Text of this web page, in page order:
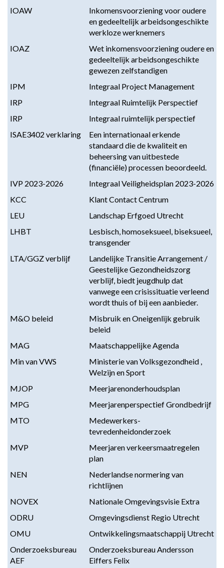
IOAW
Inkomensvoorziening voor oudere
en gedeeltelijk arbeidsongeschikte
werkloze werknemers
IOAZ
Wet inkomensvoorziening oudere en
gedeeltelijk arbeidsongeschikte
gewezen zelfstandigen
IPM
Integraal Project Management
IRP
Integraal Ruimtelijk Perspectief
IRP
Integraal ruimtelijk perspectief
ISAE3402 verklaring
Een internationaal erkende
standaard die de kwaliteit en
beheersing van uitbestede
(financiële) processen beoordeeld.
IVP 2023-2026
Integraal Veiligheidsplan 2023-2026
KCC
Klant Contact Centrum
LEU
Landschap Erfgoed Utrecht
LHBT
Lesbisch, homoseksueel, biseksueel,
transgender
LTA/GGZ verblijf
Landelijke Transitie Arrangement /
Geestelijke Gezondheidszorg
verblijf, biedt jeugdhulp dat
vanwege een crisissituatie verleend
wordt thuis of bij een aanbieder.
M&O beleid
Misbruik en Oneigenlijk gebruik
beleid
MAG
Maatschappelijke Agenda
Min van VWS
Ministerie van Volksgezondheid ,
Welzijn en Sport
MJOP
Meerjarenonderhoudsplan
MPG
Meerjarenperspectief Grondbedrijf
MTO
Medewerkers-
tevredenheidonderzoek
MVP
Meerjaren verkeersmaatregelen
plan
NEN
Nederlandse normering van
richtlijnen
NOVEX
Nationale Omgevingsvisie Extra
ODRU
Omgevingsdienst Regio Utrecht
OMU
Ontwikkelingsmaatschappij Utrecht
Onderzoeksbureau
AEF
Onderzoeksbureau Andersson
Eiffers Felix